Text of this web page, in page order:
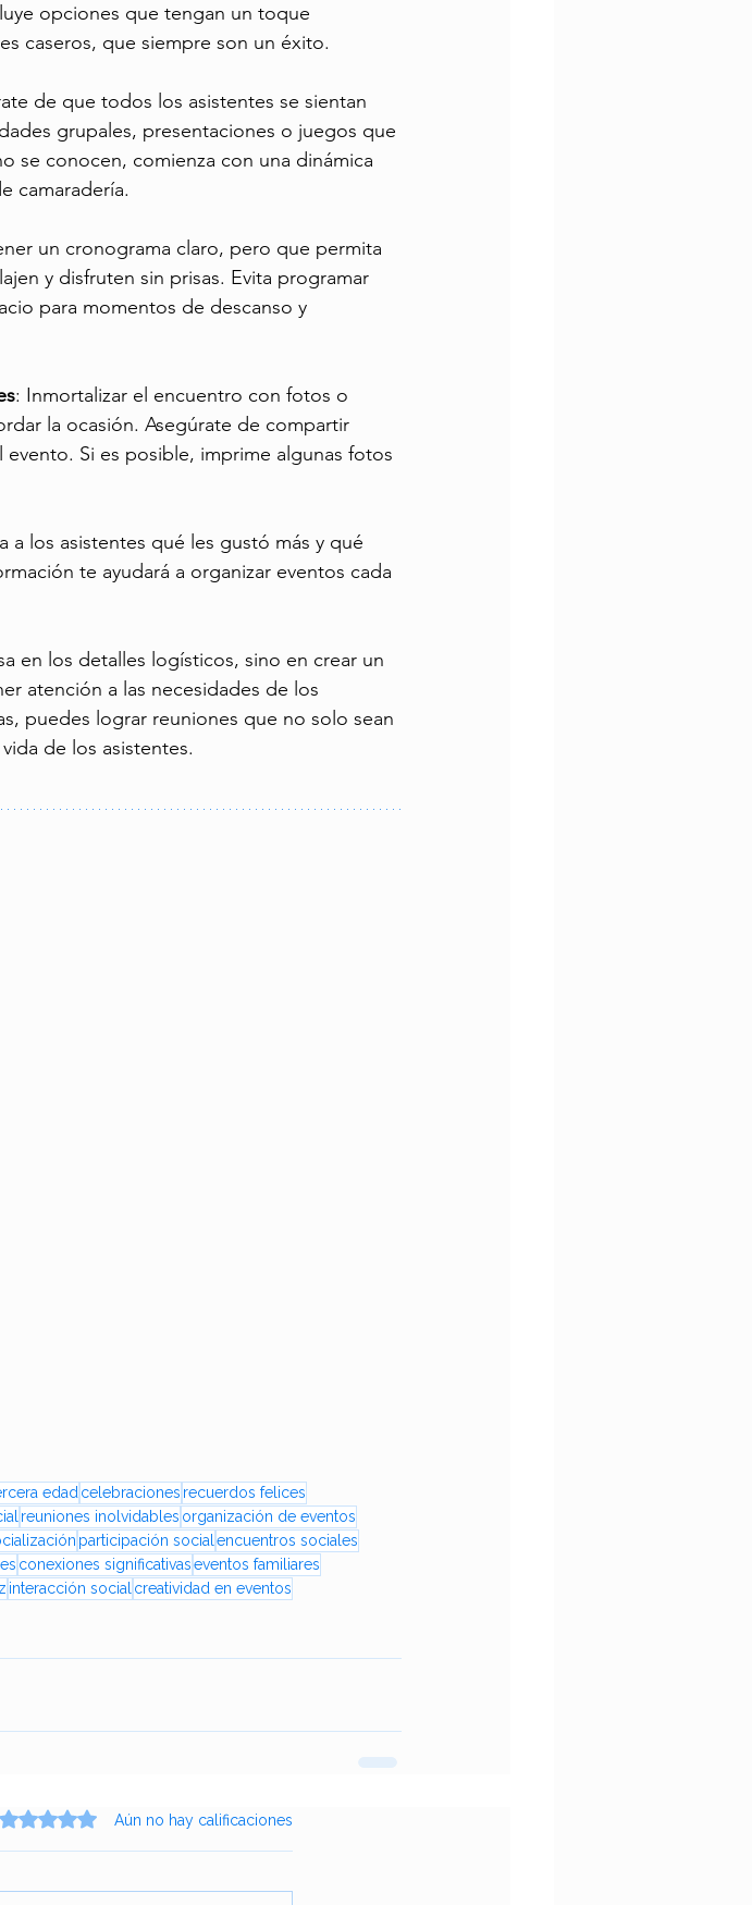
opciones que tengan un toque
caseros, que siempre son un éxito.
de que todos los asistentes se sientan
grupales, presentaciones o juegos que
se conocen, comienza con una dinámica
camaradería.
un cronograma claro, pero que permita
y disfruten sin prisas. Evita programar
para momentos de descanso y
: Inmortalizar el encuentro con fotos o
la ocasión. Asegúrate de compartir
Si es posible, imprime algunas fotos
a los asistentes qué les gustó más y qué
te ayudará a organizar eventos cada
en los detalles logísticos, sino en crear un
atención a las necesidades de los
puedes lograr reuniones que no solo sean
de los asistentes.
edadcelebraciones recuerdos felices
reuniones inolvidables organización de eventos
participación socialencuentros sociales
conexiones significativaseventos familiares
interacción socialcreatividad en eventos
Obtuvo 0 de 5 estrellas.Aún no hay calificaciones